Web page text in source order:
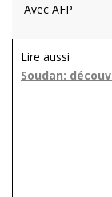
Avec AFP
Lire aussi
Soudan: